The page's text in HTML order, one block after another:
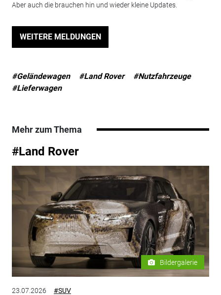
Aber auch die brauchen hin und wieder kleine Updates.
WEITERE MELDUNGEN
#Geländewagen #Land Rover
#Nutzfahrzeuge
#Lieferwagen
Mehr zum Thema
#Land Rover
Bildergalerie
23.07.2026 #SUV